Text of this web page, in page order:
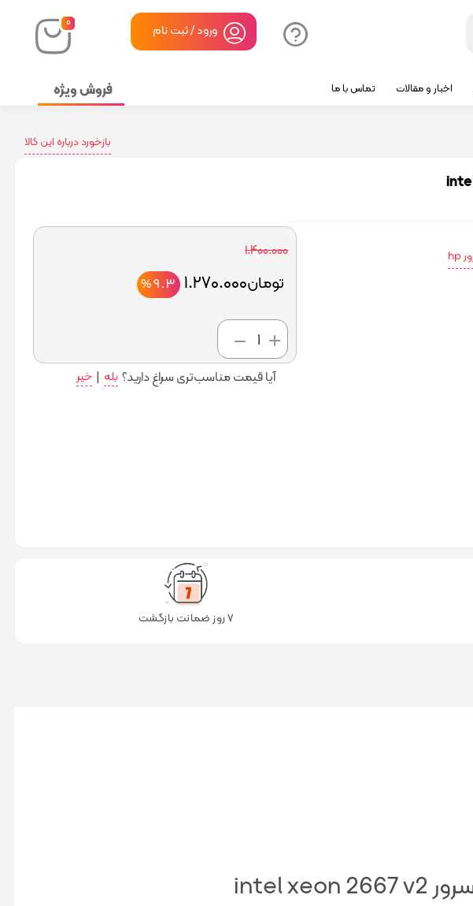
۰ ورود / ثبت نام
اخبار و مقالات تماس با ما فروش ویژه
بازخورد درباره این کالا
۱.۴۰۰.۰۰۰
تومان۱.۲۷۰.۰۰۰ %۹.۳
به سبد
خرید
آیا قیمت مناسب‌تری سراغ دارید؟ بله | خیر
۷ روز ضمانت بازگشت